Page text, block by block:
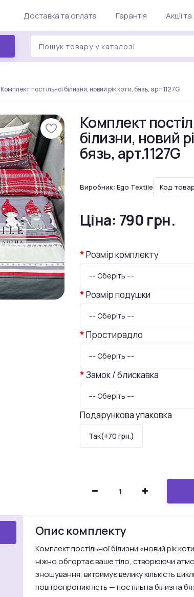
Доставка та оплата Гарантія Акції
Комплект постільної білизни, новий рік коти, бязь, арт.1127G
Комплект
білизни, новий
бязь, арт.1127G
Виробник: Ego Textile Код
Ціна: 790 грн.
Розмір комплекту
--- Оберіть ---
Розмір подушки
--- Оберіть ---
Простирадло
--- Оберіть ---
Замок / блискавка
--- Оберіть ---
Подарункова упаковка
Так(+70 грн.)
Опис комплекту
Комплект постільної білизни «новий рік
ніжно обгортає ваше тіло, створюючи
зношування, витримує велику кількість
повітропроникність — постільна білизна